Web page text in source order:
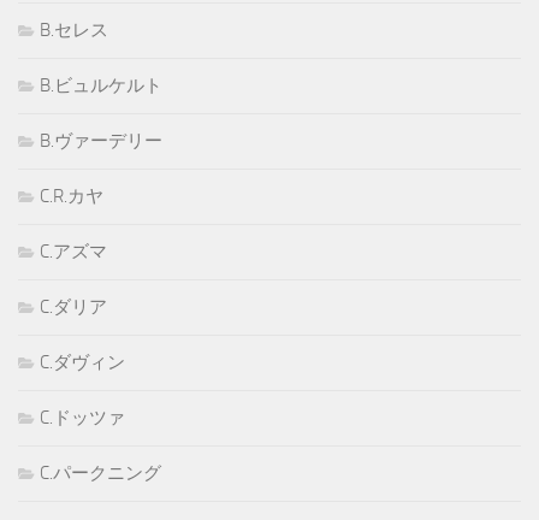
B.セレス
B.ビュルケルト
B.ヴァーデリー
C.R.カヤ
C.アズマ
C.ダリア
C.ダヴィン
C.ドッツァ
C.パークニング